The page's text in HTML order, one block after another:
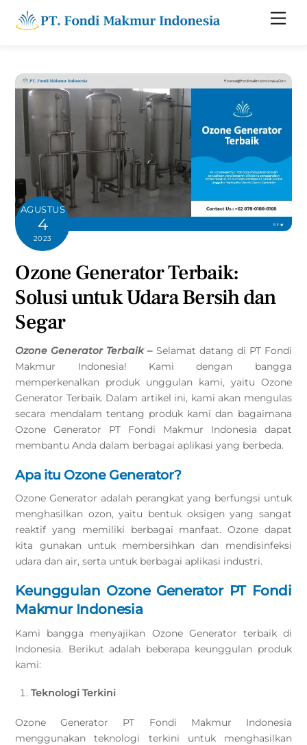
AGUSTUS
4
2023
Ozone Generator Terbaik:
Solusi untuk Udara Bersih dan
Segar
Ozone Generator Terbaik – Selamat datang di PT Fondi
Makmur Indonesia! Kami dengan bangga
memperkenalkan produk unggulan kami, yaitu Ozone
Generator Terbaik. Dalam artikel ini, kami akan mengulas
secara mendalam tentang produk kami dan bagaimana
Ozone Generator PT Fondi Makmur Indonesia dapat
membantu Anda dalam berbagai aplikasi yang berbeda.
Apa itu Ozone Generator?
Ozone Generator adalah perangkat yang berfungsi untuk
menghasilkan ozon, yaitu bentuk oksigen yang sangat
reaktif yang memiliki berbagai manfaat. Ozone dapat
kita gunakan untuk membersihkan dan mendisinfeksi
udara dan air, serta untuk berbagai aplikasi industri.
Keunggulan Ozone Generator PT Fondi
Makmur Indonesia
Kami bangga menyajikan Ozone Generator terbaik di
Indonesia. Berikut adalah beberapa keunggulan produk
kami:
Teknologi Terkini
Ozone Generator PT Fondi Makmur Indonesia
menggunakan teknologi terkini untuk menghasilkan